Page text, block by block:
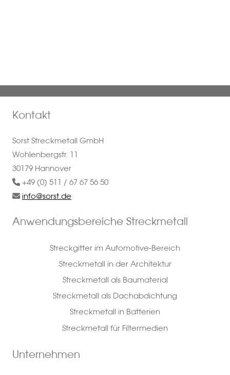
Kontakt
Sorst Streckmetall GmbH
Wohlenbergstr. 11
30179 Hannover
+49 (0) 511 / 67 67 56 50
info@sorst.de
Anwendungsbereiche Streckmetall
Streckgitter im Automotive-Bereich
Streckmetall in der Architektur
Streckmetall als Baumaterial
Streckmetall als Dachabdichtung
Streckmetall in Batterien
Streckmetall für Filtermedien
Unternehmen